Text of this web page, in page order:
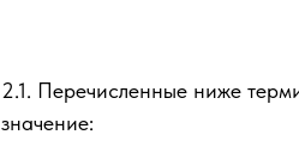
2.1. Перечисленные ниже
значение: